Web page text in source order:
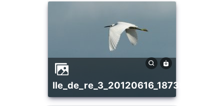
ile_de_re_3_20120616_1873973851